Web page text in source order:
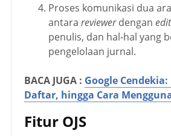
Proses komunikasi dua
antara reviewerdengan
penulis, dan hal-hal yang
pengelolaan jurnal.
BACA JUGA : Google
Daftar, hingga Cara
Fitur OJS